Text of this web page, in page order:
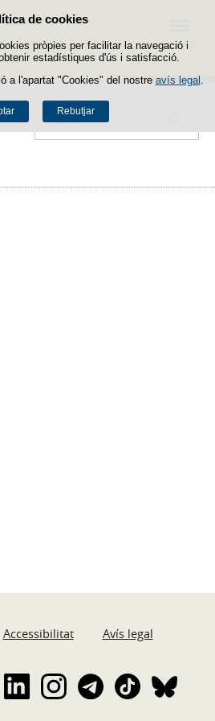
de cookies
pròpies per facilitar la navegació i
estadístiques d'ús i satisfacció.
a l'apartat "Cookies" del nostre avís legal
Rebutjar
Passar al contingut
Cercador
Menú
Accessibilitat Avís legal